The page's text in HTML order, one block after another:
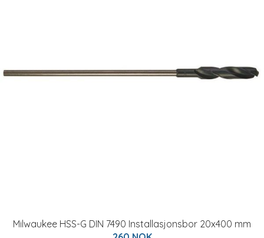
Milwaukee HSS-G DIN 7490 Installasjonsbor 20x400 mm